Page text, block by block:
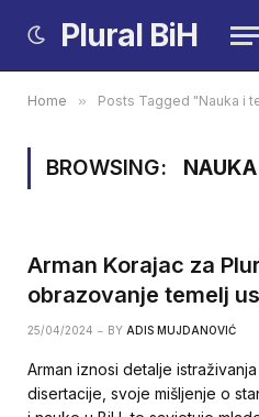
Plural BiH
Home » Posts Tagged "Nauka i
BROWSING:
Arman Korajac za
obrazovanje temelj
25/04/2024 BY ADIS MUJDANOVIĆ
Arman iznosi detalje
disertacije, svoje mišljenje o